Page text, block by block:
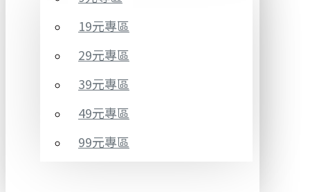
19元專區
29元專區
39元專區
49元專區
99元專區